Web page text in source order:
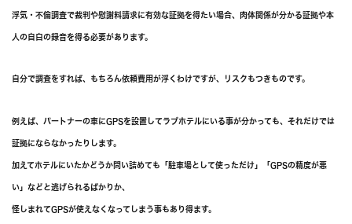
浮気・不倫調査で裁判や慰謝料請求に有効な証拠を得たい場合、肉体関係が分かる証拠や本
人の自白の録音を得る必要があります。
自分で調査をすれば、もちろん依頼費用が浮くわけですが、リスクもつきものです。
例えば、パートナーの車にGPSを設置してラブホテルにいる事が分かっても、それだけでは
証拠にならなかったりします。
加えてホテルにいたかどうか問い詰めても「駐車場として使っただけ」「GPSの精度が悪
い」などと逃げられるばかりか、
怪しまれてGPSが使えなくなってしまう事もあり得ます。